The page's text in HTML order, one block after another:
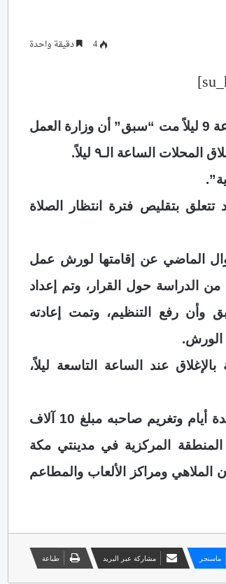
4 دقيقة واحدة
مصادر “سبق”: الانتهاء من إعداد تنظيم إغلاق المحلات الساعة 9 ليلاً مت “سبق” أن وزارة العمل
الساعة الـ٩ ليلاً.
بتقليص فترة انتظار الصلاة
الماضي عن إقامتها لورش عمل
الدراسة حول القرار، وتم ‏إعداد
وأن رفع التنظيم، وتمت إعادته
الورش.
عند الساعة التاسعة ليلاً،
ووفقاً للتنظيم ستتضمن العقوبات إغلاق المحل المخالف عدة أيام وتغريم صاحبه مبلغ 10 آلاف
المركزية في مدينتي مكة
الملاهي ومراكز الألعاب والمطاعم
ماسنجر مشاركة عبر البريد طباعة